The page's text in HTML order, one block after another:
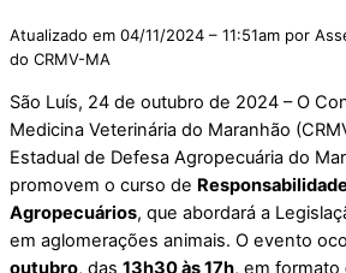
Atualizado em 04/11/2024 – 11:51am por
do CRMV-MA
São Luís, 24 de outubro de 2024 – O
Medicina Veterinária do Maranhão
Estadual de Defesa Agropecuária do
promovem o curso de
Agropecuários, que abordará a
em aglomerações animais. O evento
outubro, das 13h30 às 17h, em formato